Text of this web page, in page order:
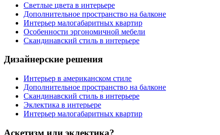
Светлые цвета в интерьере
Дополнительное пространство на балконе
Интерьер малогабаритных квартир
Особенности эргономичной мебели
Скандинавский стиль в интерьере
Дизайнерские решения
Интерьер в американском стиле
Дополнительное пространство на балконе
Скандинавский стиль в интерьере
Эклектика в интерьере
Интерьер малогабаритных квартир
Аскетизм или эклектика?